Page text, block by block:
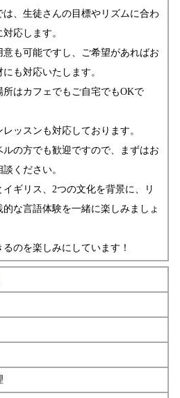
は、生徒さんの目標やリズムに合わ
応します。
意も可能ですし、ご希望があればお
も対応いたします。
所はカフェでもご自宅でもOKで
レッスンも対応しております。
ルの方でも歓迎ですので、まずはお
ください。
イギリス、2つの文化を背景に、リ
的な言語体験を一緒に楽しみましょ
るのを楽しみにしています！